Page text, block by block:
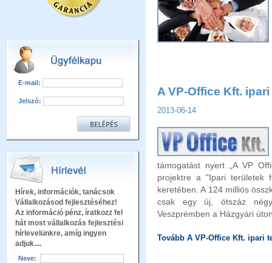
E-mail:
Jelszó:
Hírek, információk, tanácsok
Vállalkozásod fejlesztéséhez!
Az információ pénz, íratkozz fel
hát most vállalkozás fejlesztési
hírlevelünkre, amíg ingyen
adjuk....
Neve:
A VP-Office Kft.
2013-06-14
támogatást nyert „A VP
projektre a "Ipari területek
keretében. A 124 milliós
csak egy új, ötszáz
Veszprémben a Házgyári
Tovább A VP-Office Kft. ipari